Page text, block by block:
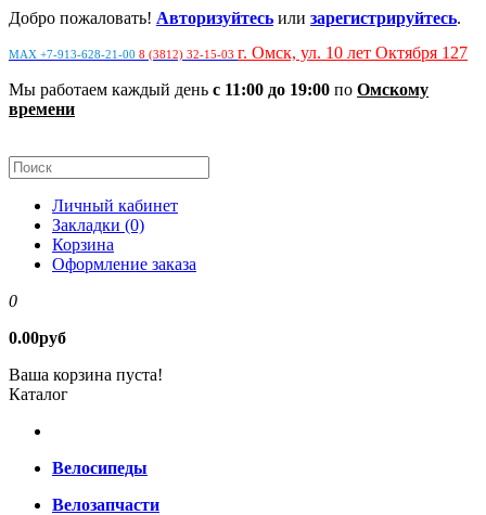
Добро пожаловать! Авторизуйтесь или зарегистрируйтесь.
MAX +7-913-628-21-00 8 (3812) 32-15-03 г. Омск, ул. 10 лет Октября 127
Мы работаем каждый день с 11:00 до 19:00 по Омскому
времени
Личный кабинет
Закладки (0)
Корзина
Оформление заказа
0
0.00руб
Ваша корзина пуста!
Каталог
Велосипеды
Велозапчасти